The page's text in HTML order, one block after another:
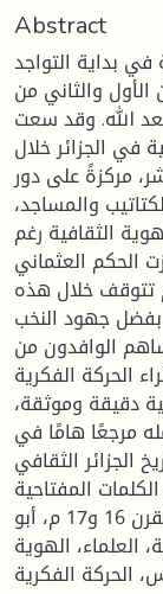
Abstract
بداية التواجد
الأول والثاني من
الله. وقد سعت
في الجزائر خلال
مركزةً على دور
والمساجد،
الثقافية رغم
الحكم العثماني.
تتوقف خلال هذه
بفضل جهود النخب
الوافدون من
الحركة الفكرية.
دقيقة وموثقة،
مرجعًا هامًا في
الجزائر الثقافي.
الكلمات المفتاحية :
الحياة الثقافية، التواجد العثماني، الجزائر، القرن 16 و17 م، أبو
العلماء، الهوية
الحركة الفكرية.